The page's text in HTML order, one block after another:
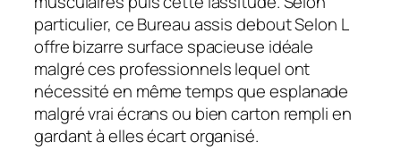
particulier, ce Bureau assis debout Selon L
offre bizarre surface spacieuse idéale
malgré ces professionnels lequel ont
nécessité en même temps que esplanade
malgré vrai écrans ou bien carton rempli en
gardant à elles écart organisé.